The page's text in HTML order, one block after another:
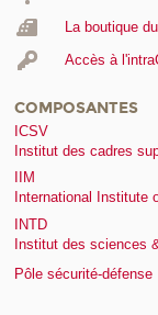
La boutique
Accès à
COMPOSANTES
ICSV
Institut des cadres
IIM
International Institute
INTD
Institut des sciences
Pôle sécurité-défense